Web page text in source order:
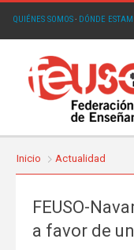
QUIÉNES SOMOS· DÓNDE
Inicio Actualidad
FEUSO-
a favor de